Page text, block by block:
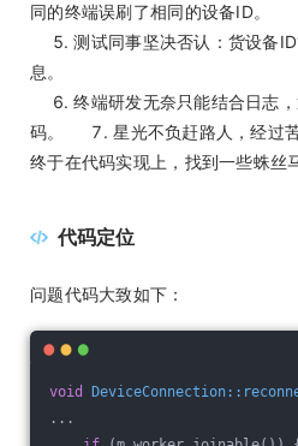
同的终端误刷了相同的设备ID。
5. 测试同事坚决否认：货设备
息。
6. 终端研发无奈只能结合日志
码。 7. 星光不负赶路人，经过苦
终于在代码实现上，找到一些蛛丝
代码定位
问题代码大致如下：
void
...